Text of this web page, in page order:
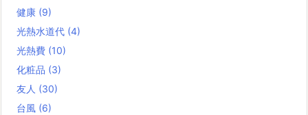
健康 (9)
光熱水道代 (4)
光熱費 (10)
化粧品 (3)
友人 (30)
台風 (6)